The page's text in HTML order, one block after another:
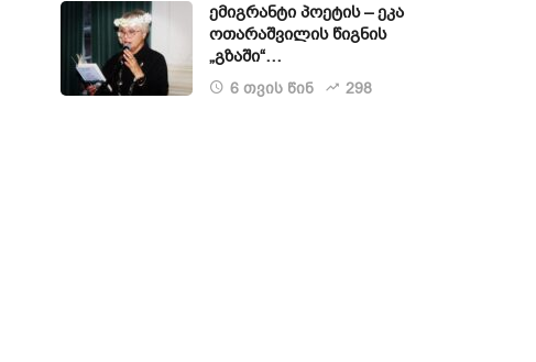
ემიგრანტი პოეტის – ეკა
ოთარაშვილის წიგნის
„გზაში“…
6 თვის წინ 298